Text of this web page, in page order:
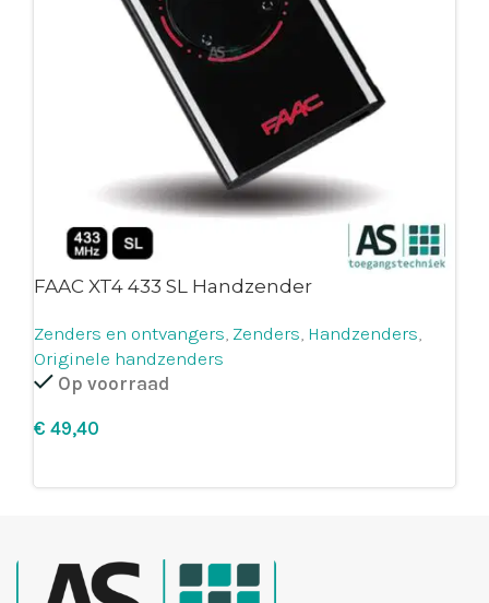
FAAC XT4 433 SL Handzender
Zenders en ontvangers, Zenders, Handzenders,
Originele handzenders
Op voorraad
€